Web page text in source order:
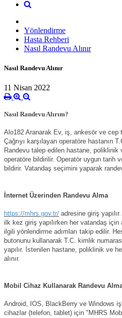
Yönlendirme
Hasta Rehberi
Nasıl Randevu Alınır
Nasıl Randevu Alınır
11 Nisan 2022
Nasıl Randevu Alırım?
Alo182 Aranarak Ev, iş, ankesör ve cep
Çağrıyı karşılayan operatöre hastanın
Randevu talep edilen hastane, poliklinik
operatöre bildirilir. Operatör uygun tarih
bildirir. Vatandaş seçimini yaparak
İnternet Üzerinden Randevu Alma
https://mhrs.gov.tr/ adresine giriş
ilk kez giriş yapılırken her vatandaş için
ilgili yönlendirme adımları takip edilir.
butonunu kullanarak T.C. kimlik
yapılır. İstenilen hastane, poliklinik ve
alınır.
Mobil Cihaz Kullanarak Randevu
Android, IOS, BlackBerry ve Windows
cihazlar (telefon, tablet) için "MHRS